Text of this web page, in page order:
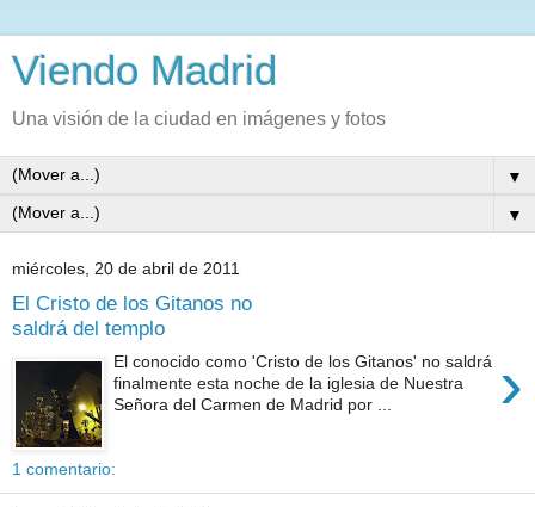
Viendo Madrid
Una visión de la ciudad en imágenes y fotos
▼
▼
miércoles, 20 de abril de 2011
El Cristo de los Gitanos no
saldrá del templo
›
El conocido como 'Cristo de los Gitanos' no saldrá
finalmente esta noche de la iglesia de Nuestra
Señora del Carmen de Madrid por ...
1 comentario: